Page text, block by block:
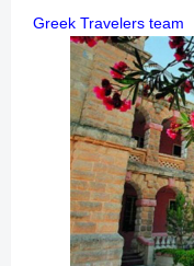
Greek Travelers team